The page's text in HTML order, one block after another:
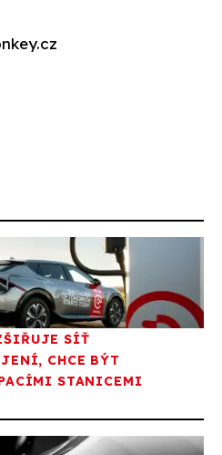
SÍŤ
CHCE BÝT
STANICEMI